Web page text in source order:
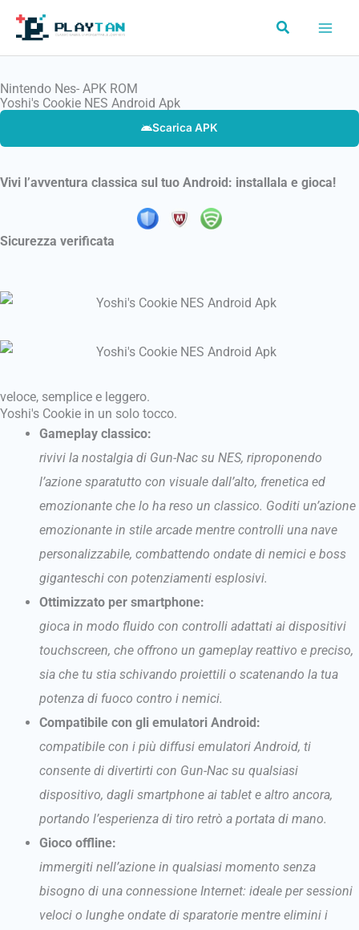
contenuto
Cerca
Nintendo Nes- APK ROM
Yoshi's Cookie NES Android Apk
Scarica APK
Vivi l’avventura classica sul tuo Android: installala e gioca!
Sicurezza verificata
veloce, semplice e leggero.
Yoshi's Cookie in un solo tocco.
Gameplay classico:
rivivi la nostalgia di Gun-Nac su NES, riproponendo
l’azione sparatutto con visuale dall’alto, frenetica ed
emozionante che lo ha reso un classico. Goditi un’azione
emozionante in stile arcade mentre controlli una nave
personalizzabile, combattendo ondate di nemici e boss
giganteschi con potenziamenti esplosivi.
Ottimizzato per smartphone:
gioca in modo fluido con controlli adattati ai dispositivi
touchscreen, che offrono un gameplay reattivo e preciso,
sia che tu stia schivando proiettili o scatenando la tua
potenza di fuoco contro i nemici.
Compatibile con gli emulatori Android:
compatibile con i più diffusi emulatori Android, ti
consente di divertirti con Gun-Nac su qualsiasi
dispositivo, dagli smartphone ai tablet e altro ancora,
portando l’esperienza di tiro retrò a portata di mano.
Gioco offline:
immergiti nell’azione in qualsiasi momento senza
bisogno di una connessione Internet: ideale per sessioni
veloci o lunghe ondate di sparatorie mentre elimini i